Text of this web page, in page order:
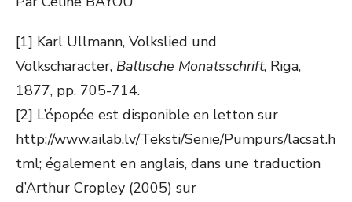
[1] Karl Ullmann, Volkslied und
Volkscharacter, Baltische Monatsschrift, Riga,
1877, pp. 705-714.
[2] L’épopée est disponible en letton sur
http://www.ailab.lv/Teksti/Senie/Pumpurs/lacsat.h
tml; également en anglais, dans une traduction
d’Arthur Cropley (2005) sur